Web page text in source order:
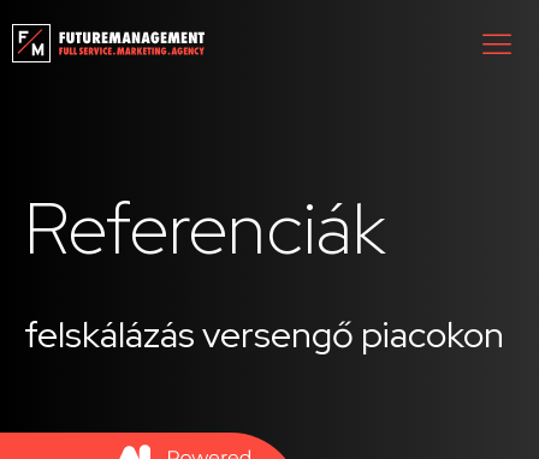
Referenciák
felskálázás versengő piacokon